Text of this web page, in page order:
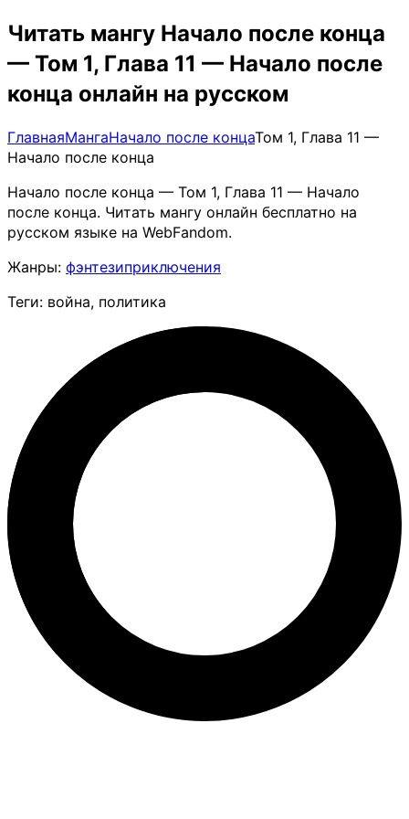
Читать мангу Начало после конца
— Том 1, Глава 11 — Начало после
конца онлайн на русском
ГлавнаяМангаНачало после концаТом 1, Глава 11 —
Начало после конца
Начало после конца — Том 1, Глава 11 — Начало
после конца. Читать мангу онлайн бесплатно на
русском языке на WebFandom.
Жанры: фэнтезиприключения
Теги: война, политика